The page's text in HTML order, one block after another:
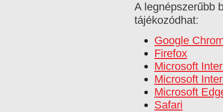
A legnépszerűbb
tájékozódhat:
Google
Firefox
Microsoft
Microsoft
Microsoft
Safari